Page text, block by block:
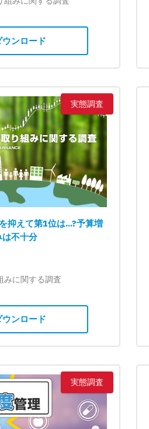
ウンロード
実態調査
抑えて第1位は...?予算増
不十分
みに関する調査
ウンロード
実態調査